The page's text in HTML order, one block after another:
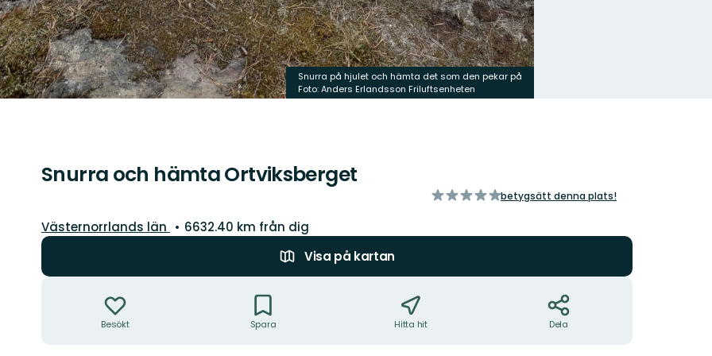
Snurra på hjulet och hämta det som den pekar på
Foto: Anders Erlandsson Friluftsenheten
Snurra och hämta Ortviksberget
av
betygsätt denna plats!
Län:
Västernorrlands län
6632.40 km från dig
Visa på kartan
Besökt Spara Hitta hit Dela